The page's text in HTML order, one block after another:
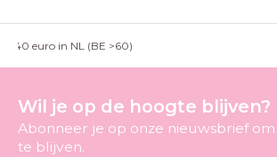
>40 euro in NL (BE >60)
Wil je op de hoogte blijven?
Abonneer je op onze nieuwsbrief
te blijven.